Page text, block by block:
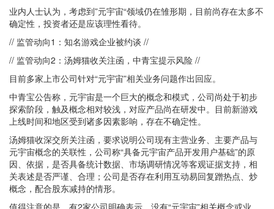
业内人士认为，考虑到”元宇宙“领域仍在雏形期，目前尚存在太多不
确定性，投资者还是应该理性看待。
// 监管动向1：知名游戏企业被约谈 //
// 监管动向2：汤姆猫收关注函，中青宝提示风险 //
目前多家上市公司针对“元宇宙”相关业务问题作出回应。
中青宝公告称，元宇宙是一个巨大的概念和模式，公司尚处于初步
探索阶段，触及概念相对较浅，对应产品尚在研发中。目前新游戏
上线时间和地区受到诸多因素影响，存在不确定性。
汤姆猫收深交所关注函，要求说明公司现有主营业务、主要产品与
元宇宙概念的关联性，公司称“具备元宇宙产品开发用户基础”的原
因、依据，是否具备统计数据、市场调研情况等客观证据支持，相
关表述是否严谨、合理；公司是否存在利用互动易回复蹭热点、炒
概念，配合股东减持的情形。
值得注意的是，有2家公司明确表示，没有“元宇宙”相关概念或业